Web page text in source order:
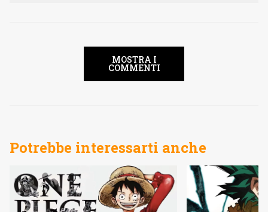
MOSTRA I
COMMENTI
Potrebbe interessarti anche